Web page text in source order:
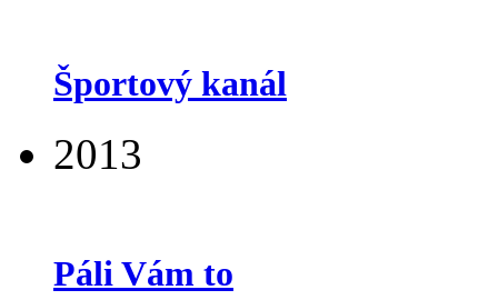
Športový kanál
2013
Páli Vám to